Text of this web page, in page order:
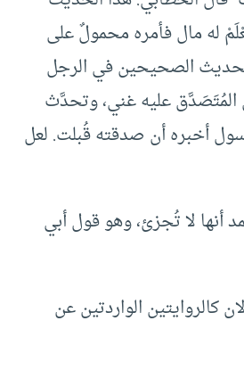
له مال فأمره محمولٌ على
الصحيحين في الرجل
عليه غني، وتحدَّث
أخبره أن صدقته قُبلت. لعل
أنها لا تُجزئ، وهو قول أبي
كالروايتين الواردتين عن